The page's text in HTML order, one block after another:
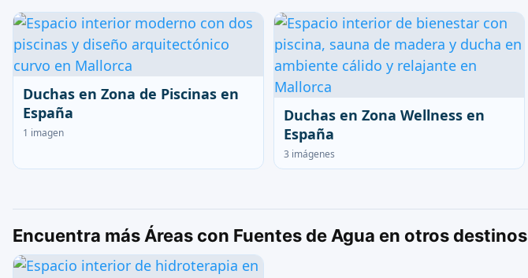
Duchas en Zona de Piscinas en
España
1 imagen
Duchas en Zona Wellness en
España
3 imágenes
Encuentra más Áreas con Fuentes de Agua en otros destinos